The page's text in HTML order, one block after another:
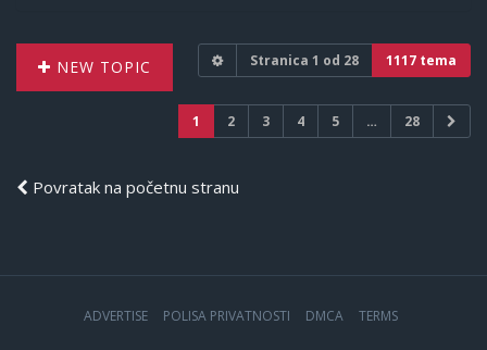
NEW TOPIC Stranica 1 od 28 1117 tema
1 2 3 4 5 … 28
Povratak na početnu stranu
ADVERTISE POLISA PRIVATNOSTI DMCA TERMS